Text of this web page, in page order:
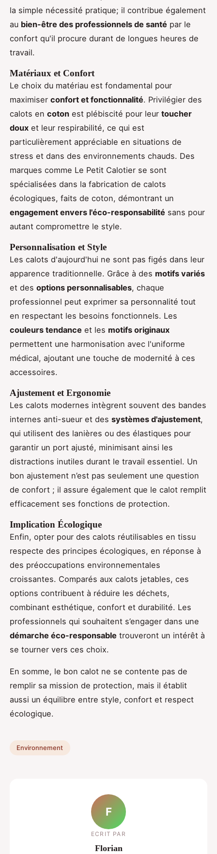
la simple nécessité pratique; il contribue également
au bien-être des professionnels de santé par le
confort qu'il procure durant de longues heures de
travail.
Matériaux et Confort
Le choix du matériau est fondamental pour
maximiser confort et fonctionnalité. Privilégier des
calots en coton est plébiscité pour leur toucher
doux et leur respirabilité, ce qui est
particulièrement appréciable en situations de
stress et dans des environnements chauds. Des
marques comme Le Petit Calotier se sont
spécialisées dans la fabrication de calots
écologiques, faits de coton, démontrant un
engagement envers l'éco-responsabilité sans pour
autant compromettre le style.
Personnalisation et Style
Les calots d'aujourd'hui ne sont pas figés dans leur
apparence traditionnelle. Grâce à des motifs variés
et des options personnalisables, chaque
professionnel peut exprimer sa personnalité tout
en respectant les besoins fonctionnels. Les
couleurs tendance et les motifs originaux
permettent une harmonisation avec l'uniforme
médical, ajoutant une touche de modernité à ces
accessoires.
Ajustement et Ergonomie
Les calots modernes intègrent souvent des bandes
internes anti-sueur et des systèmes d'ajustement,
qui utilisent des lanières ou des élastiques pour
garantir un port ajusté, minimisant ainsi les
distractions inutiles durant le travail essentiel. Un
bon ajustement n’est pas seulement une question
de confort ; il assure également que le calot remplit
efficacement ses fonctions de protection.
Implication Écologique
Enfin, opter pour des calots réutilisables en tissu
respecte des principes écologiques, en réponse à
des préoccupations environnementales
croissantes. Comparés aux calots jetables, ces
options contribuent à réduire les déchets,
combinant esthétique, confort et durabilité. Les
professionnels qui souhaitent s’engager dans une
démarche éco-responsable trouveront un intérêt à
se tourner vers ces choix.
En somme, le bon calot ne se contente pas de
remplir sa mission de protection, mais il établit
aussi un équilibre entre style, confort et respect
écologique.
Environnement
F
ECRIT PAR
Florian